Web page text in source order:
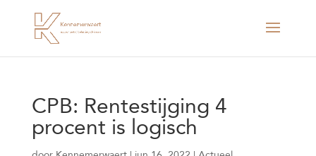
CPB: Rentestijging 4
procent is logisch